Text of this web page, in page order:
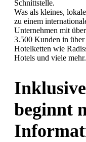
Schnittstelle.
Was als kleines,
zu einem
Unternehmen mit
3.500 Kunden in
Hotelketten wie
Hotels und viele mehr.
beginnt